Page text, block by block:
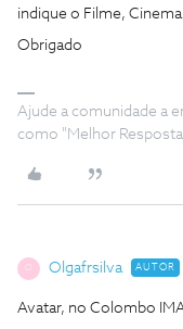
indique o Filme,
Obrigado
Ajude a comunidade a
como "Melhor
O Olgafrsilva AUTOR
Avatar, no Colombo